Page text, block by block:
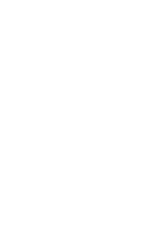
De
van
tonen